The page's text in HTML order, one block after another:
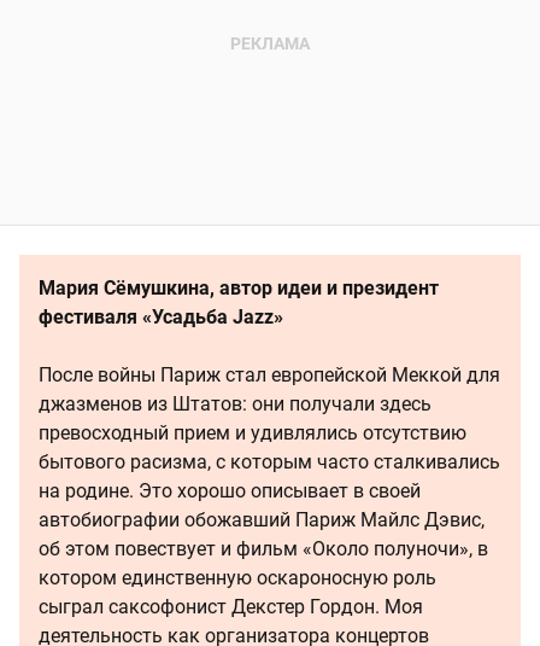
Мария Сёмушкина, автор идеи и президент
фестиваля «Усадьба Jazz»
После войны Париж стал европейской Меккой для
джазменов из Штатов: они получали здесь
превосходный прием и удивлялись отсутствию
бытового расизма, с которым часто сталкивались
на родине. Это хорошо описывает в своей
автобиографии обожавший Париж Майлс Дэвис,
об этом повествует и фильм «Около полуночи», в
котором единственную оскароносную роль
сыграл саксофонист Декстер Гордон. Моя
деятельность как организатора концертов